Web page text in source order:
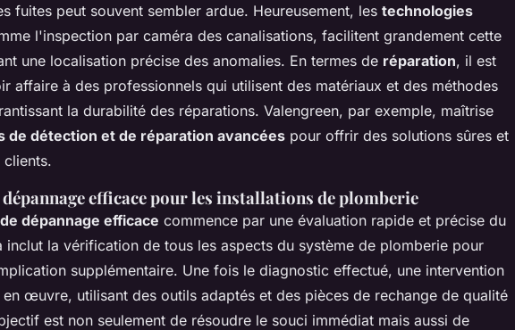
fuites peut souvent sembler ardue. Heureusement, les technologies
l'inspection par caméra des canalisations, facilitent grandement cette
une localisation précise des anomalies. En termes de réparation, il est
affaire à des professionnels qui utilisent des matériaux et des méthodes
la durabilité des réparations. Valengreen, par exemple, maîtrise
de détection et de réparation avancées pour offrir des solutions sûres et
clients.
dépannage efficace pour les installations de plomberie
dépannage efficace commence par une évaluation rapide et précise du
inclut la vérification de tous les aspects du système de plomberie pour
supplémentaire. Une fois le diagnostic effectué, une intervention
œuvre, utilisant des outils adaptés et des pièces de rechange de qualité
est non seulement de résoudre le souci immédiat mais aussi de